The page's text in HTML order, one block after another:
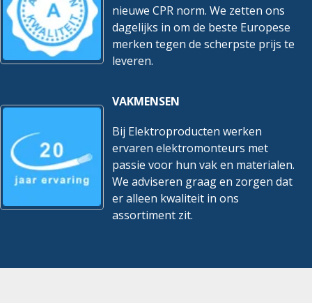
nieuwe CPR norm. We zetten ons
dagelijks in om de beste Europese
merken tegen de scherpste prijs te
leveren.
VAKMENSEN
Bij Elektroproducten werken
ervaren elektromonteurs met
passie voor hun vak en materialen.
We adviseren graag en zorgen dat
er alleen kwaliteit in ons
assortiment zit.